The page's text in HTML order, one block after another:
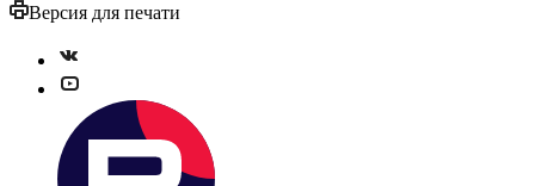
Версия для печати